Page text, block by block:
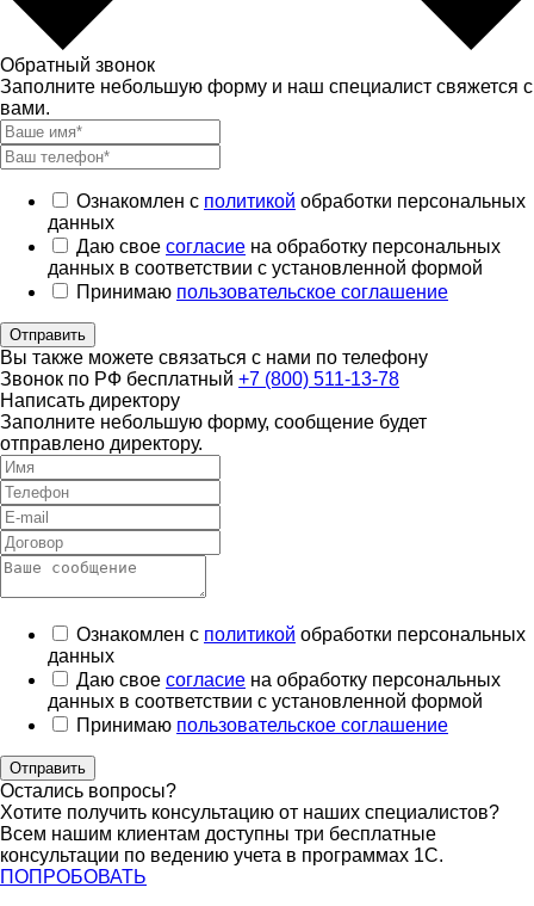
Обратный звонок
Заполните небольшую форму и наш специалист свяжется с
вами.
Ознакомлен с политикой обработки персональных
данных
Даю свое согласие на обработку персональных
данных в соответствии с установленной формой
Принимаю пользовательское соглашение
Отправить
Вы также можете связаться с нами по телефону
Звонок по РФ бесплатный +7 (800) 511-13-78
Написать директору
Заполните небольшую форму, сообщение будет
отправлено директору.
Ознакомлен с политикой обработки персональных
данных
Даю свое согласие на обработку персональных
данных в соответствии с установленной формой
Принимаю пользовательское соглашение
Отправить
Остались вопросы?
Хотите получить консультацию от наших специалистов?
Всем нашим клиентам доступны три бесплатные
консультации по ведению учета в программах 1С.
ПОПРОБОВАТЬ